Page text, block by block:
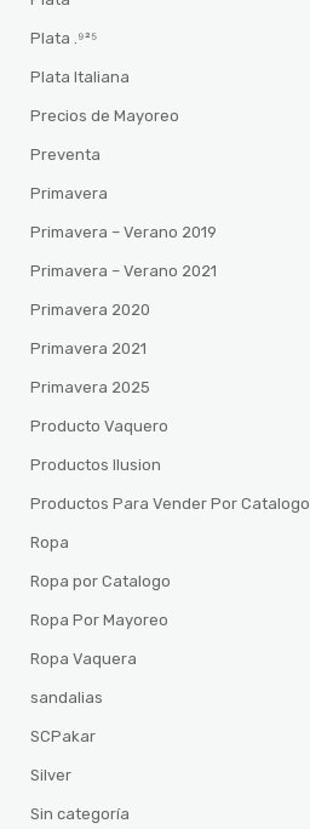
Plata .⁹²⁵
Plata Italiana
Precios de Mayoreo
Preventa
Primavera
Primavera – Verano 2019
Primavera – Verano 2021
Primavera 2020
Primavera 2021
Primavera 2025
Producto Vaquero
Productos Ilusion
Productos Para Vender Por Catalogo
Ropa
Ropa por Catalogo
Ropa Por Mayoreo
Ropa Vaquera
sandalias
SCPakar
Silver
Sin categoría